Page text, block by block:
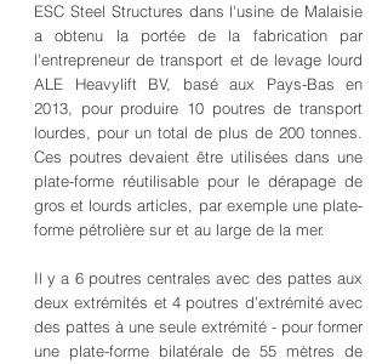
ESC Steel Structures dans l'usine de Malaisie
a obtenu la portée de la fabrication par
l'entrepreneur de transport et de levage lourd
ALE Heavylift BV, basé aux Pays-Bas en
2013, pour produire 10 poutres de transport
lourdes, pour un total de plus de 200 tonnes.
Ces poutres devaient être utilisées dans une
plate-forme réutilisable pour le dérapage de
gros et lourds articles, par exemple une plate-
forme pétrolière sur et au large de la mer.
Il y a 6 poutres centrales avec des pattes aux
deux extrémités et 4 poutres d'extrémité avec
des pattes à une seule extrémité - pour former
une plate-forme bilatérale de 55 mètres de